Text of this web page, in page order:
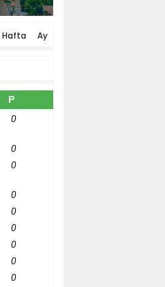
Hafta Ay
P
0
0
0
0
0
0
0
0
0